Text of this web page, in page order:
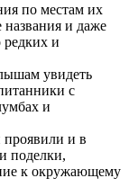
по местам их
и даже
редких и
увидеть
с
и
и в
поделки,
к окружающему